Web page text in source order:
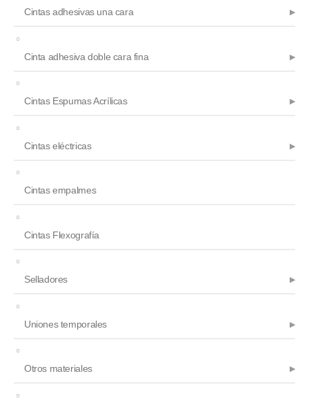
Cintas adhesivas una cara
Cinta adhesiva doble cara fina
Cintas Espumas Acrílicas
Cintas eléctricas
Cintas empalmes
Cintas Flexografía
Selladores
Uniones temporales
Otros materiales